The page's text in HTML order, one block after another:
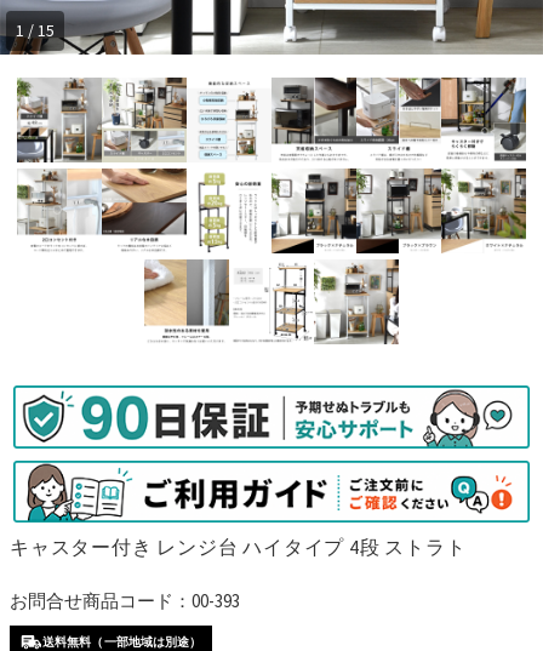
1 / 15
キャスター付き レンジ台 ハイタイプ 4段 ストラト
お問合せ商品コード：00-393
送料無料（一部地域は別途）